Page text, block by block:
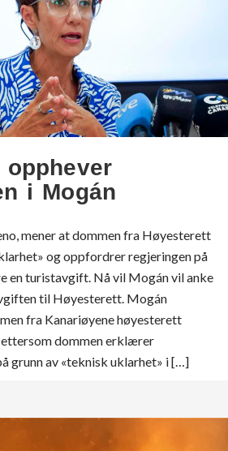
opphever
i Mogán
mener at dommen fra Høyesterett
og oppfordrer regjeringen på
en turistavgift. Nå vil Mogán vil anke
til Høyesterett. Mogán
fra Kanariøyene høyesterett
dommen erklærer
grunn av «teknisk uklarhet» i […]